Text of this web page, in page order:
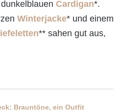
Cardigan*.
Winterjacke* und einem
** sahen gut aus,
Brauntöne, ein Outfit